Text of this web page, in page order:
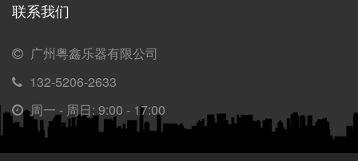
联系我们
广州粤鑫乐器有限公司
132-5206-2633
周一 - 周日: 9:00 - 17:00